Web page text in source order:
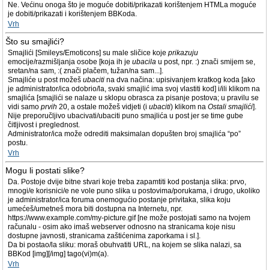
Ne. Većinu onoga što je moguće dobiti/prikazati korištenjem HTMLa moguće
je dobiti/prikazati i korištenjem BBKoda.
Vrh
Što su smajlići?
Smajlići [Smileys/Emoticons] su male sličice koje prikazuju
emocije/razmišljanja osobe [koja ih je ubacila u post, npr. :) znači smijem se,
sretan/na sam, :( znači plačem, tužan/na sam...].
Smajliće u post možeš ubaciti na dva načina: upisivanjem kratkog koda [ako
je administrator/ica odobrio/la, svaki smajlić ima svoj vlastiti kod] i/ili klikom na
smajlića [smajlići se nalaze u sklopu obrasca za pisanje postova; u pravilu se
vidi samo prvih 20, a ostale možeš vidjeti (i ubaciti) klikom na Ostali smajlići].
Nije preporučljivo ubacivati/ubaciti puno smajlića u post jer se time gube
čitljivost i preglednost.
Administrator/ica može odrediti maksimalan dopušten broj smajlića “po”
postu.
Vrh
Mogu li postati slike?
Da. Postoje dvije bitne stvari koje treba zapamtiti kod postanja slika: prvo,
mnogi/e korisnici/e ne vole puno slika u postovima/porukama, i drugo, ukoliko
je administrator/ica foruma onemogućio postanje privitaka, slika koju
umećeš/umetneš mora biti dostupna na Internetu, npr.
https://www.example.com/my-picture.gif [ne može postojati samo na tvojem
računalu - osim ako imaš webserver odnosno na stranicama koje nisu
dostupne javnosti, stranicama zaštićenima zaporkama i sl.].
Da bi postao/la sliku: moraš obuhvatiti URL, na kojem se slika nalazi, sa
BBKod [img][/img] tago(vi)m(a).
Vrh